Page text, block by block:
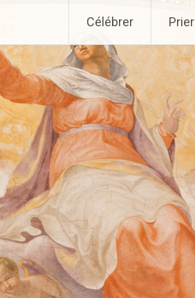
au
principal
Célébrer Prier